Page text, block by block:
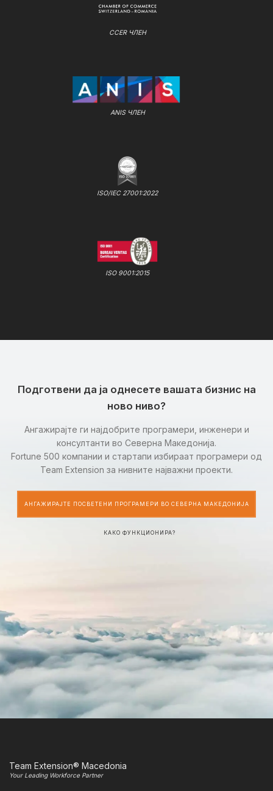
CCER ЧЛЕН
ANIS ЧЛЕН
ISO/IEC 27001:2022
ISO 9001:2015
Подготвени да ја однесете вашата бизнис на
ново ниво?
Ангажирајте ги најдобрите програмери, инженери и
консултанти во Северна Македонија.
Fortune 500 компании и стартапи избираат програмери од
Team Extension за нивните најважни проекти.
АНГАЖИРАЈТЕ ПОСВЕТЕНИ ПРОГРАМЕРИ ВО СЕВЕРНА МАКЕДОНИЈА
КАКО ФУНКЦИОНИРА?
Team Extension® Macedonia
Your Leading Workforce Partner